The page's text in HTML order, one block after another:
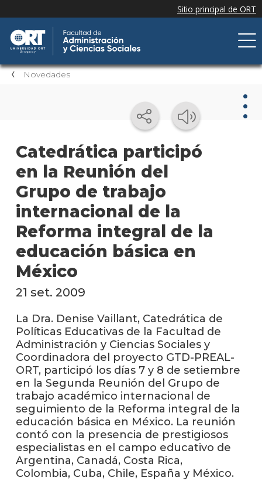
Novedades
Catedrática participó
en la Reunión del
Grupo de trabajo
internacional de la
Reforma integral de la
educación básica en
México
21 set. 2009
La Dra. Denise Vaillant, Catedrática de
Políticas Educativas de la Facultad de
Administración y Ciencias Sociales y
Coordinadora del proyecto GTD-PREAL-
ORT, participó los días 7 y 8 de setiembre
en la Segunda Reunión del Grupo de
trabajo académico internacional de
seguimiento de la Reforma integral de la
educación básica en México. La reunión
contó con la presencia de prestigiosos
especialistas en el campo educativo de
Argentina, Canadá, Costa Rica,
Colombia, Cuba, Chile, España y México.